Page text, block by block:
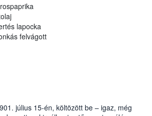
lapocka
felvágott
július 15-én, költözött be – igaz, még